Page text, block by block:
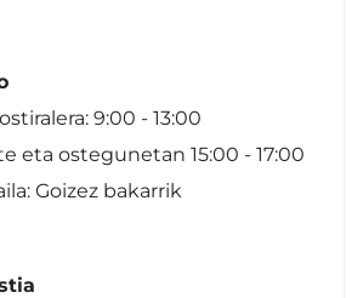
9:00 - 13:00
eta ostegunetan 15:00 - 17:00
Goizez bakarrik